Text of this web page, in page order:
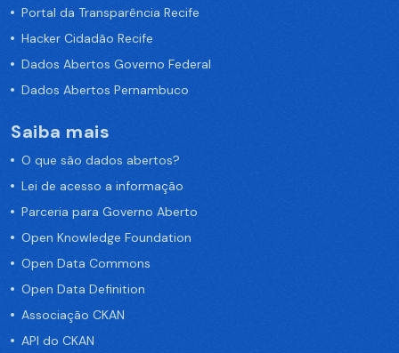
Portal da Transparência Recife
Hacker Cidadão Recife
Dados Abertos Governo Federal
Dados Abertos Pernambuco
Saiba mais
O que são dados abertos?
Lei de acesso a informação
Parceria para Governo Aberto
Open Knowledge Foundation
Open Data Commons
Open Data Definition
Associação CKAN
API do CKAN